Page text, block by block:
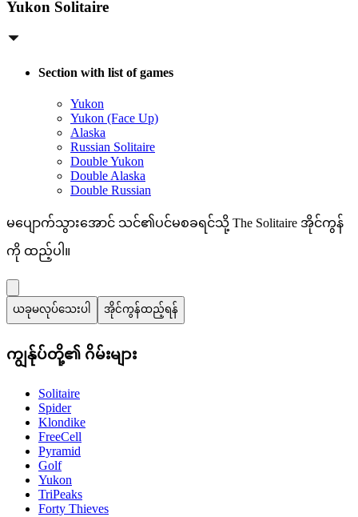
Yukon Solitaire
Section with list of games
Yukon
Yukon (Face Up)
Alaska
Russian Solitaire
Double Yukon
Double Alaska
Double Russian
မပျောက်သွားအောင် သင်၏ပင်မစခရင်သို့ The Solitaire အိုင်ကွန်
ကို ထည့်ပါ။
ယခုမလုပ်သေးပါ အိုင်ကွန်ထည့်ရန်
ကျွန်ုပ်တို့၏ ဂိမ်းများ
Solitaire
Spider
Klondike
FreeCell
Pyramid
Golf
Yukon
TriPeaks
Forty Thieves